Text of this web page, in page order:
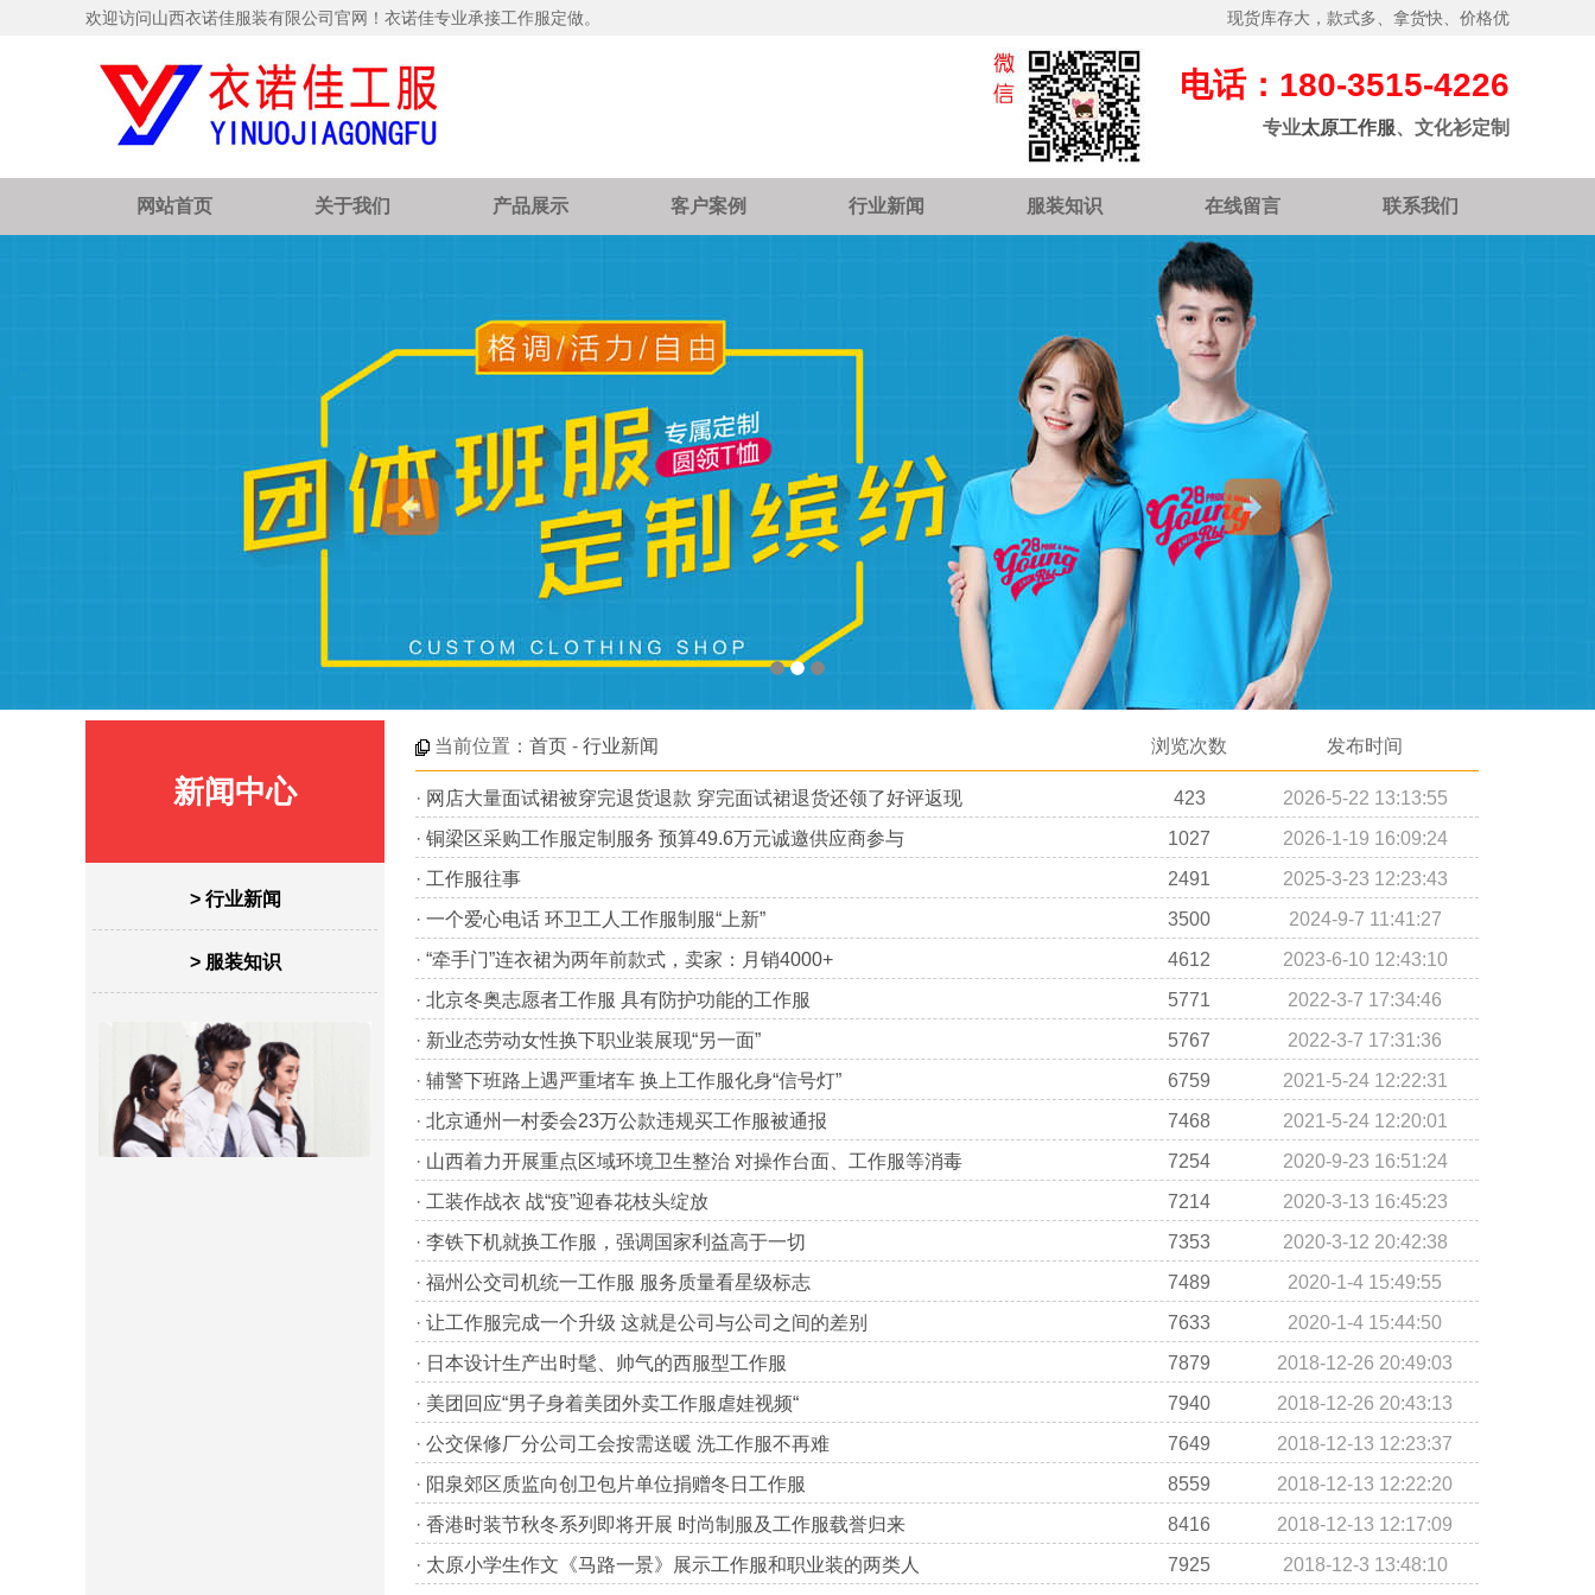
欢迎访问山西衣诺佳服装有限公司官网！衣诺佳专业承接工作服定做。 现货库存大，款式多、拿货快、价格优
电话：180-3515-4226
专业太原工作服、文化衫定制
网站首页 关于我们 产品展示 客户案例 行业新闻 服装知识 在线留言 联系我们
新闻中心
> 行业新闻
> 服装知识
当前位置： 首页 - 行业新闻 浏览次数 发布时间
· 网店大量面试裙被穿完退货退款 穿完面试裙退货还领了好评返现 423
2026-5-22 13:13:55
· 铜梁区采购工作服定制服务 预算49.6万元诚邀供应商参与 1027
2026-1-19 16:09:24
· 工作服往事 2491
2025-3-23 12:23:43
· 一个爱心电话 环卫工人工作服制服“上新” 3500
2024-9-7 11:41:27
· “牵手门”连衣裙为两年前款式，卖家：月销4000+ 4612
2023-6-10 12:43:10
· 北京冬奥志愿者工作服 具有防护功能的工作服 5771
2022-3-7 17:34:46
· 新业态劳动女性换下职业装展现“另一面” 5767
2022-3-7 17:31:36
· 辅警下班路上遇严重堵车 换上工作服化身“信号灯” 6759
2021-5-24 12:22:31
· 北京通州一村委会23万公款违规买工作服被通报 7468
2021-5-24 12:20:01
· 山西着力开展重点区域环境卫生整治 对操作台面、工作服等消毒 7254
2020-9-23 16:51:24
· 工装作战衣 战“疫”迎春花枝头绽放 7214
2020-3-13 16:45:23
· 李铁下机就换工作服，强调国家利益高于一切 7353
2020-3-12 20:42:38
· 福州公交司机统一工作服 服务质量看星级标志 7489
2020-1-4 15:49:55
· 让工作服完成一个升级 这就是公司与公司之间的差别 7633
2020-1-4 15:44:50
· 日本设计生产出时髦、帅气的西服型工作服 7879
2018-12-26 20:49:03
· 美团回应“男子身着美团外卖工作服虐娃视频“ 7940
2018-12-26 20:43:13
· 公交保修厂分公司工会按需送暖 洗工作服不再难 7649
2018-12-13 12:23:37
· 阳泉郊区质监向创卫包片单位捐赠冬日工作服 8559
2018-12-13 12:22:20
· 香港时装节秋冬系列即将开展 时尚制服及工作服载誉归来 8416
2018-12-13 12:17:09
· 太原小学生作文《马路一景》展示工作服和职业装的两类人 7925 2018-12-3 13:48:10